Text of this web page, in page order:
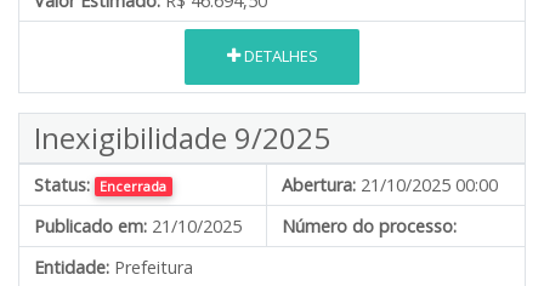
DETALHES
Inexigibilidade 9/2025
Status: Encerrada Abertura: 21/10/2025 00:00
Publicado em: 21/10/2025
Número do processo:
Entidade: Prefeitura